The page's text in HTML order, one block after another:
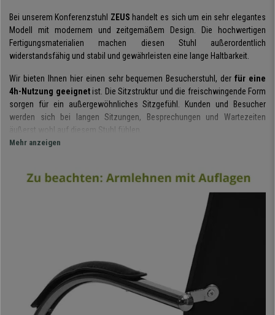
Bei unserem Konferenzstuhl ZEUS handelt es sich um ein sehr elegantes
Modell mit modernem und zeitgemäßem Design. Die hochwertigen
Fertigungsmaterialien machen diesen Stuhl außerordentlich
widerstandsfähig und stabil und gewährleisten eine lange Haltbarkeit.
Wir bieten Ihnen hier einen sehr bequemen Besucherstuhl, der für eine
4h-Nutzung geeignetist. Die Sitzstruktur und die freischwingende Form
sorgen für ein außergewöhnliches Sitzgefühl. Kunden und Besucher
werden sich bei langen Sitzungen, Besprechungen und Wartezeiten
äußerst wohl auf diesem Stuhl fühlen.
Metallgestellmacht den Stuhl sehr stabil in der Praxis und sehr schön in
erstklassigem Kunstleder
Diese Konferenzstühle eignen sich für Wartezimmer, Büros,
exklusives, modernes
wird in jedem Raum eine gute Figur machen.
Schon auf den Bildern ist die makellose Verarbeitung zu erkennen. Zudem
ist dieses
Modell in verschiedenen Farben erhältlich,
auch den für Sie passenden Besucherstuhl finden werden.
Mehr anzeigen